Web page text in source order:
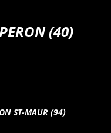
(40)
ST-MAUR (94)